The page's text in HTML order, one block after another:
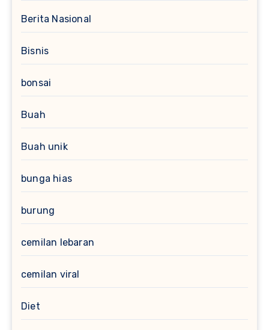
Berita Nasional
Bisnis
bonsai
Buah
Buah unik
bunga hias
burung
cemilan lebaran
cemilan viral
Diet